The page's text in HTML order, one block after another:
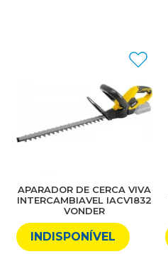
APARADOR DE CERCA VIVA
INTERCAMBIAVEL IACV1832
VONDER
INDISPONÍVEL